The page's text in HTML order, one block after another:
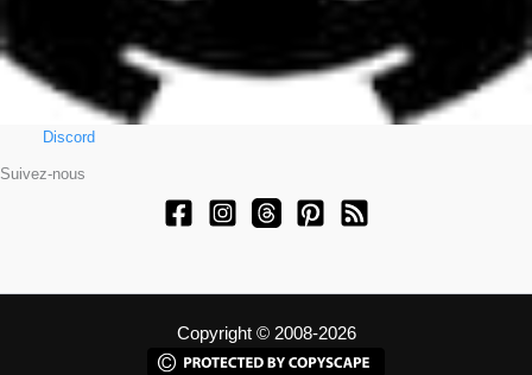
Discord
Suivez-nous
Copyright © 2008-2026